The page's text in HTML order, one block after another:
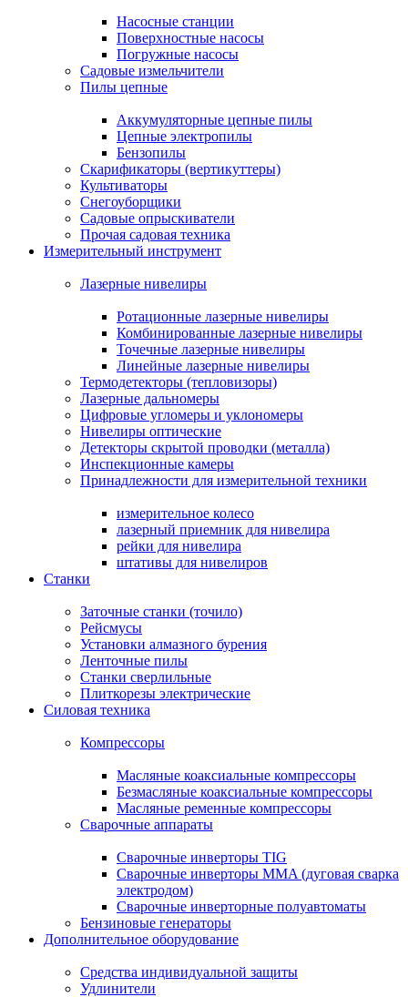
Насосные станции
Поверхностные насосы
Погружные насосы
Садовые измельчители
Пилы цепные
Аккумуляторные цепные пилы
Цепные электропилы
Бензопилы
Скарификаторы (вертикуттеры)
Культиваторы
Снегоуборщики
Садовые опрыскиватели
Прочая садовая техника
Измерительный инструмент
Лазерные нивелиры
Ротационные лазерные нивелиры
Комбинированные лазерные нивелиры
Точечные лазерные нивелиры
Линейные лазерные нивелиры
Термодетекторы (тепловизоры)
Лазерные дальномеры
Цифровые угломеры и уклономеры
Нивелиры оптические
Детекторы скрытой проводки (металла)
Инспекционные камеры
Принадлежности для измерительной техники
измерительное колесо
лазерный приемник для нивелира
рейки для нивелира
штативы для нивелиров
Станки
Заточные станки (точило)
Рейсмусы
Установки алмазного бурения
Ленточные пилы
Станки сверлильные
Плиткорезы электрические
Силовая техника
Компрессоры
Масляные коаксиальные компрессоры
Безмасляные коаксиальные компрессоры
Масляные ременные компрессоры
Сварочные аппараты
Сварочные инверторы TIG
Сварочные инверторы MMA (дуговая сварка
электродом)
Сварочные инверторные полуавтоматы
Бензиновые генераторы
Дополнительное оборудование
Средства индивидуальной защиты
Удлинители